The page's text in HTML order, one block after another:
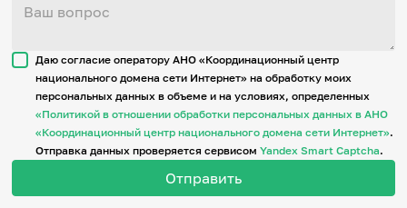
Даю согласие оператору АНО «Координационный центр
национального домена сети Интернет» на обработку моих
персональных данных в объеме и на условиях, определенных
«Политикой в отношении обработки персональных данных в АНО
«Координационный центр национального домена сети Интернет».
Отправка данных проверяется сервисомYandex Smart Captcha.